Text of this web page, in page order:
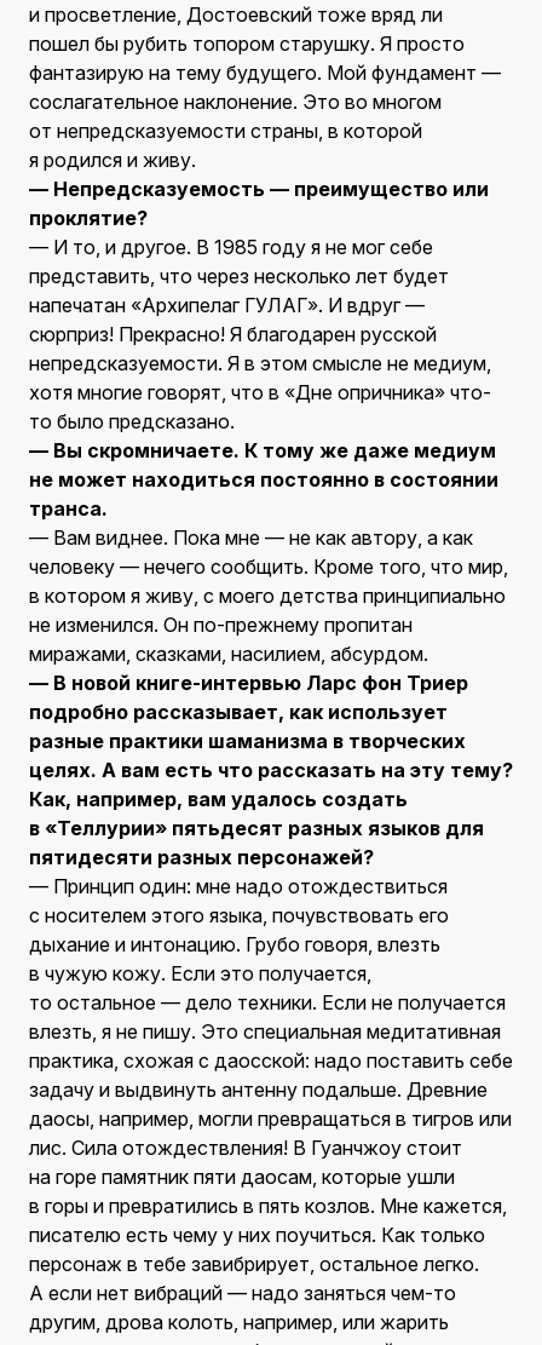
и просветление, Достоевский тоже вряд ли
пошел бы рубить топором старушку. Я просто
фантазирую на тему будущего. Мой фундамент —
сослагательное наклонение. Это во многом
от непредсказуемости страны, в которой
я родился и живу.
— Непредсказуемость — преимущество или
проклятие?
— И то, и другое. В 1985 году я не мог себе
представить, что через несколько лет будет
напечатан «Архипелаг ГУЛАГ». И вдруг —
сюрприз! Прекрасно! Я благодарен русской
непредсказуемости. Я в этом смысле не медиум,
хотя многие говорят, что в «Дне опричника» что-
то было предсказано.
— Вы скромничаете. К тому же даже медиум
не может находиться постоянно в состоянии
транса.
— Вам виднее. Пока мне — не как автору, а как
человеку — нечего сообщить. Кроме того, что мир,
в котором я живу, с моего детства принципиально
не изменился. Он по-прежнему пропитан
миражами, сказками, насилием, абсурдом.
— В новой книге-интервью Ларс фон Триер
подробно рассказывает, как использует
разные практики шаманизма в творческих
целях. А вам есть что рассказать на эту тему?
Как, например, вам удалось создать
в «Теллурии» пятьдесят разных языков для
пятидесяти разных персонажей?
— Принцип один: мне надо отождествиться
с носителем этого языка, почувствовать его
дыхание и интонацию. Грубо говоря, влезть
в чужую кожу. Если это получается,
то остальное — дело техники. Если не получается
влезть, я не пишу. Это специальная медитативная
практика, схожая с даосской: надо поставить себе
задачу и выдвинуть антенну подальше. Древние
даосы, например, могли превращаться в тигров или
лис. Сила отождествления! В Гуанчжоу стоит
на горе памятник пяти даосам, которые ушли
в горы и превратились в пять козлов. Мне кажется,
писателю есть чему у них поучиться. Как только
персонаж в тебе завибрирует, остальное легко.
А если нет вибраций — надо заняться чем-то
другим, дрова колоть, например, или жарить